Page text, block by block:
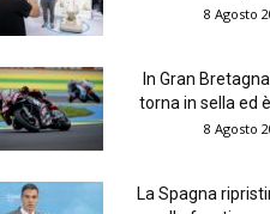
8 Agosto
In Gran
torna in sella ed
8 Agosto
La Spagna